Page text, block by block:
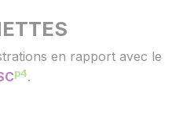
en rapport avec le
p4.